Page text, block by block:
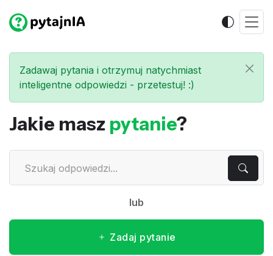
Zadawaj pytania i otrzymuj natychmiast
inteligentne odpowiedzi - przetestuj! :)
Jakie masz pytanie?
lub
Zadaj pytanie